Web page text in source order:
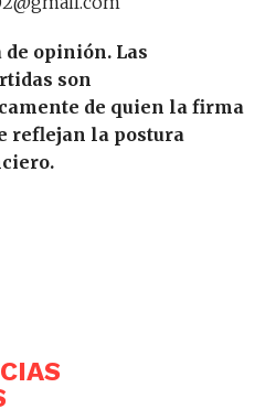
de opinión. Las
son
de quien la firma
reflejan la postura